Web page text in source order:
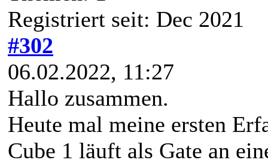
Registriert seit: Dec 2021
#302
06.02.2022, 11:27
Hallo zusammen.
Heute mal meine ersten
Cube 1 läuft als Gate an